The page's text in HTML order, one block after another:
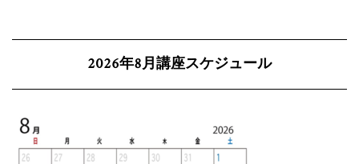
2026年8月講座スケジュール